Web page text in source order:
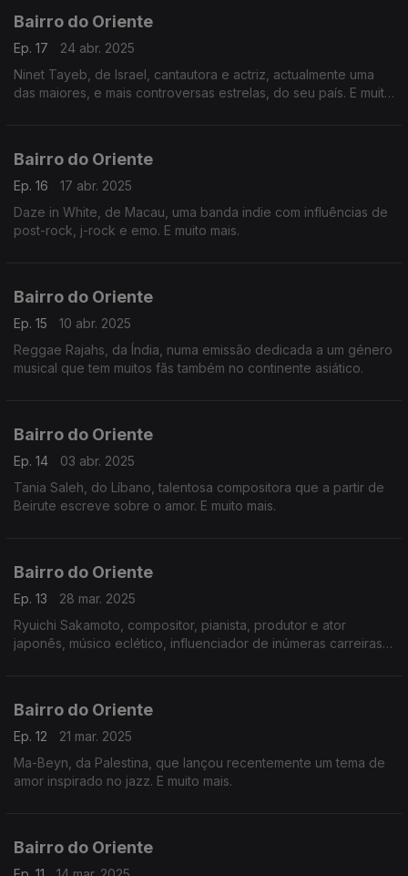
Bairro do Oriente
Ep. 17
24 abr. 2025
Ninet Tayeb, de Israel, cantautora e actriz, actualmente uma
das maiores, e mais controversas estrelas, do seu país. E muito
Bairro do Oriente
Ep. 16
17 abr. 2025
Daze in White, de Macau, uma banda indie com influências de
post-rock, j-rock e emo. E muito mais.
Bairro do Oriente
Ep. 15
10 abr. 2025
Reggae Rajahs, da Índia, numa emissão dedicada a um género
musical que tem muitos fãs também no continente asiático.
Bairro do Oriente
Ep. 14
03 abr. 2025
Tania Saleh, do Líbano, talentosa compositora que a partir de
Beirute escreve sobre o amor. E muito mais.
Bairro do Oriente
Ep. 13
28 mar. 2025
Ryuichi Sakamoto, compositor, pianista, produtor e ator
japonês, músico eclético, influenciador de inúmeras carreiras e
Bairro do Oriente
Ep. 12
21 mar. 2025
Ma-Beyn, da Palestina, que lançou recentemente um tema de
amor inspirado no jazz. E muito mais.
Bairro do Oriente